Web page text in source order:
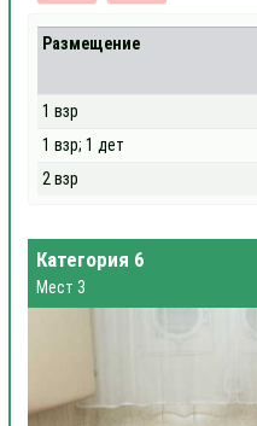
Размещение
1 взр
1 взр; 1 дет
2 взр
Категория 6
Мест 3